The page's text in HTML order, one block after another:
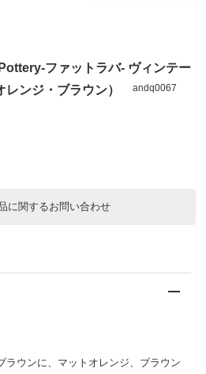
ファットラバ- ヴィンテー
ンジ・ブラウン）
andq0067
に関するお問い合わせ
ラウンに、マットオレンジ、ブラウン